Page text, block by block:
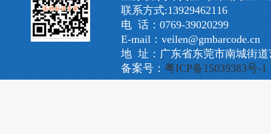
联系方式:13929462116
电 话：0769-39020299
E-mail：veilen@gmbarcode.cn
地 址：广东省东莞市南城街
备案号： 粤ICP备15039383号-1